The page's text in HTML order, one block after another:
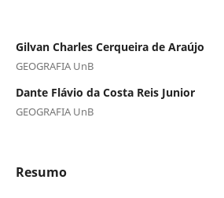
Gilvan Charles Cerqueira de Araújo
GEOGRAFIA UnB
Dante Flávio da Costa Reis Junior
GEOGRAFIA UnB
Resumo